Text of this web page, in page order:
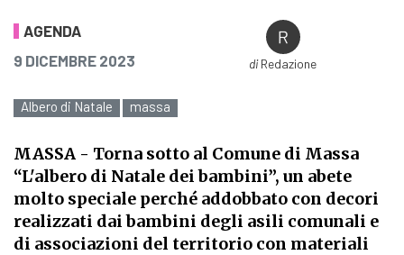
A Massa l’albero ecologico dei
AGENDA
PUBBLICATO IL
9 DICEMBRE 2023 diRedazione
Albero di Natale massa
MASSA - Torna sotto al Comune di Massa
“L'albero di Natale dei bambini”, un abete
molto speciale perché addobbato con decori
realizzati dai bambini degli asili comunali e
di associazioni del territorio con materiali